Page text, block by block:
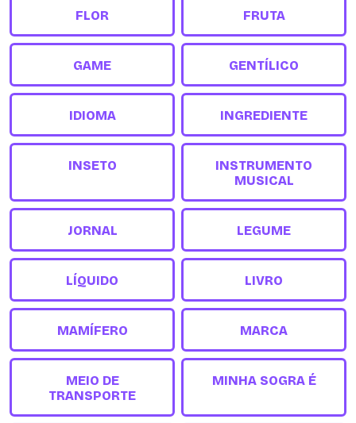
FLOR FRUTA
GAME GENTÍLICO
IDIOMA INGREDIENTE
INSETO
INSTRUMENTO
MUSICAL
JORNAL LEGUME
LÍQUIDO LIVRO
MAMÍFERO MARCA
MEIO DE
TRANSPORTE
MINHA SOGRA É